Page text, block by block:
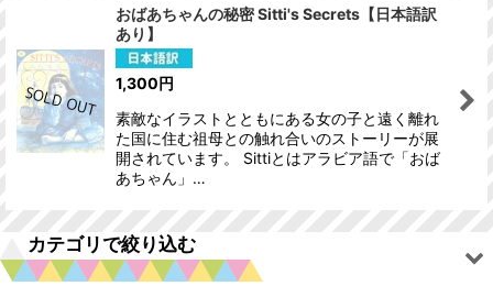
おばあちゃんの秘密 Sitti's Secrets【日本語訳
あり】
1,300円
素敵なイラストとともにある女の子と遠く離れ
た国に住む祖母との触れ合いのストーリーが展
開されています。 Sittiとはアラビア語で「おば
あちゃん」…
カテゴリで絞り込む